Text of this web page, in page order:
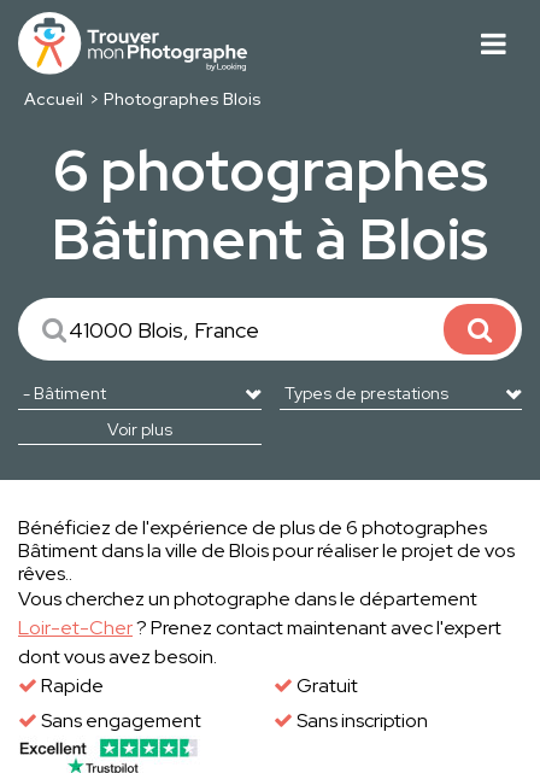
Accueil Photographes Blois
6 photographes
Bâtiment à Blois
Voir plus
Bénéficiez de l'expérience de plus de 6 photographes
Bâtiment dans la ville de Blois pour réaliser le projet de vos
rêves..
Vous cherchez un photographe dans le département
Loir-et-Cher? Prenez contact maintenant avec l'expert
dont vous avez besoin.
Rapide
Gratuit
Sans engagement
Sans inscription